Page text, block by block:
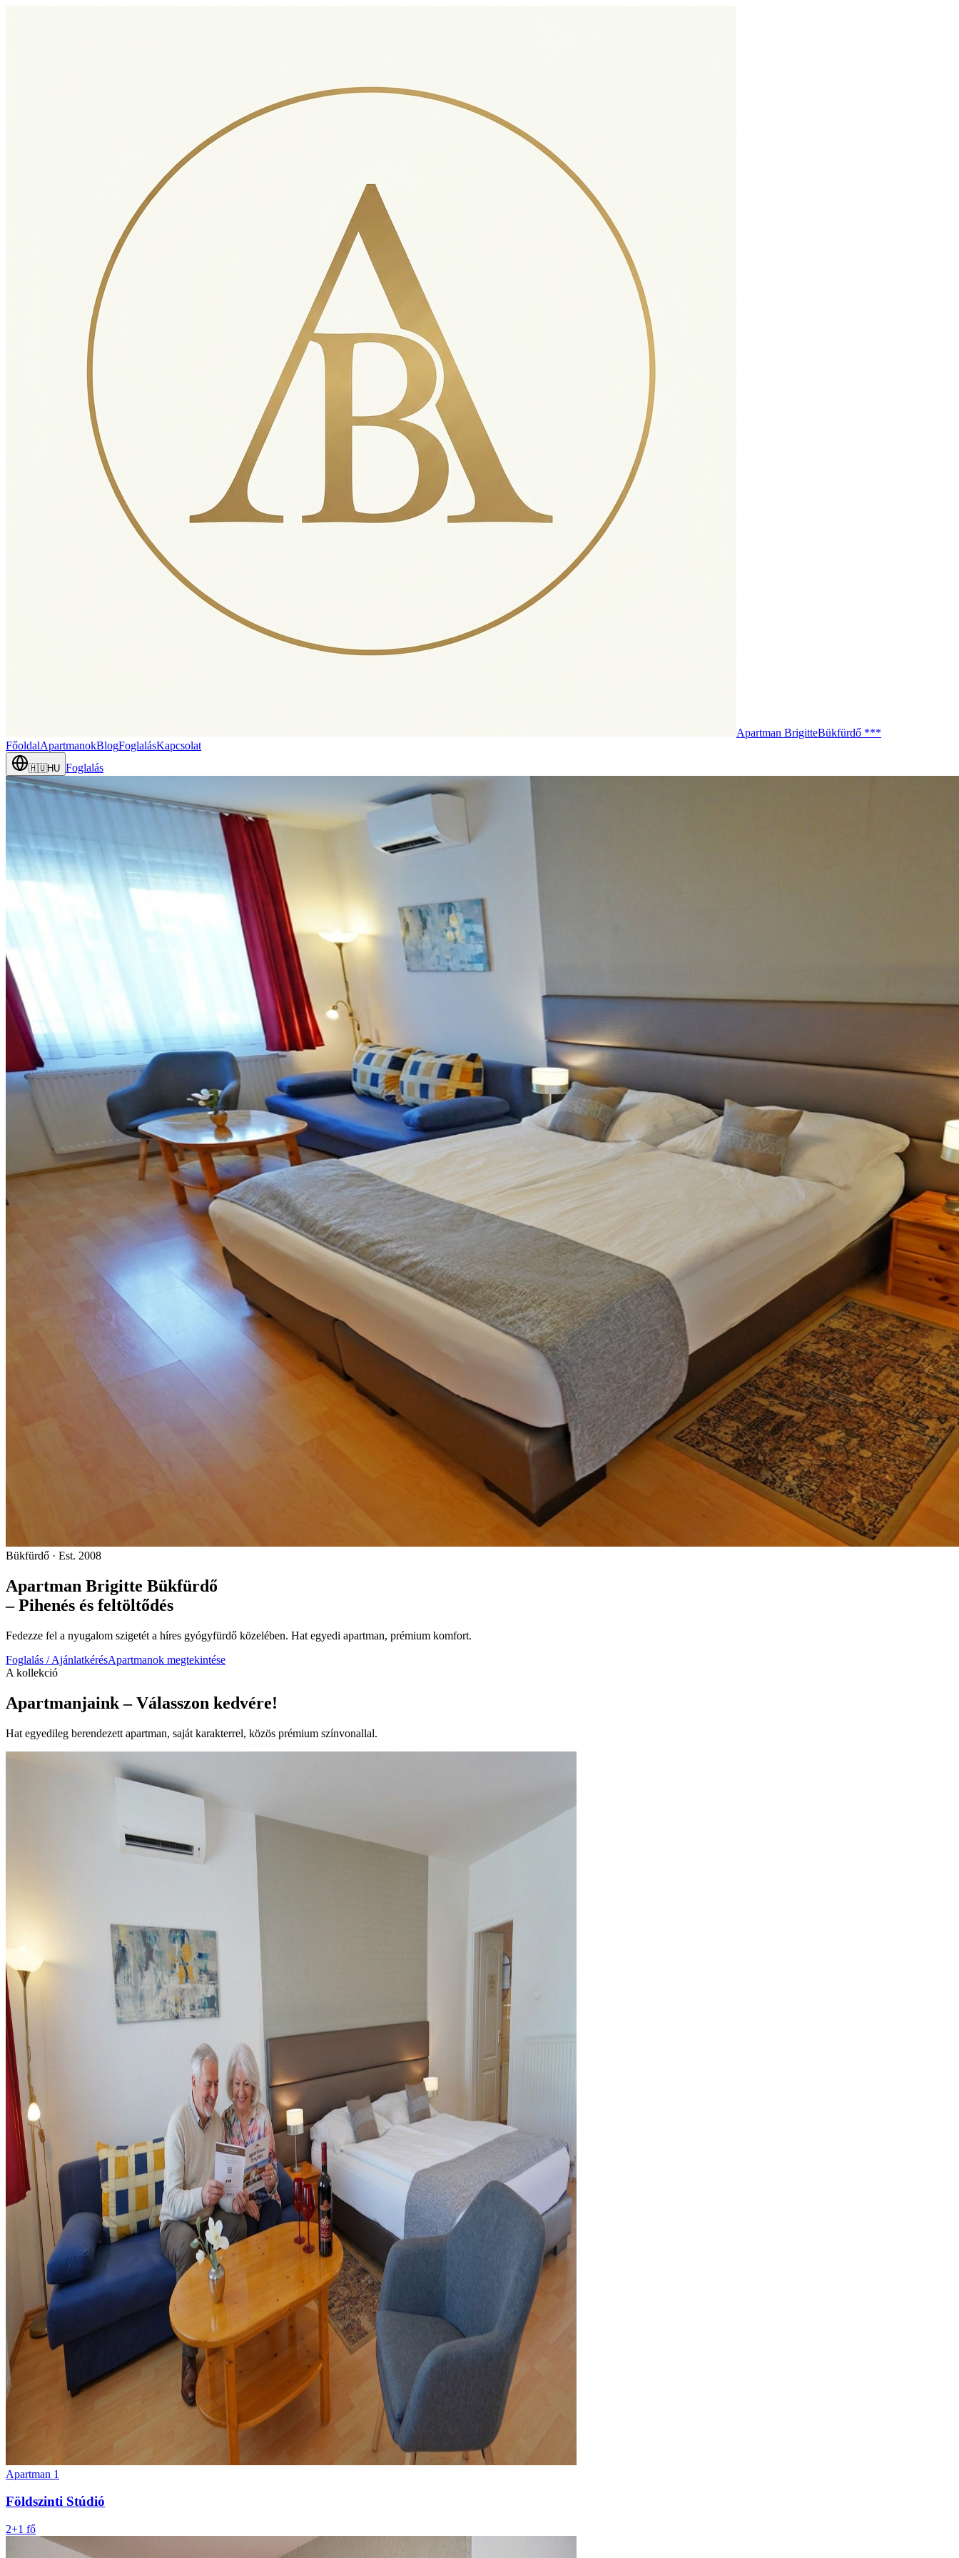
Apartman BrigitteBükfürdő ***
FőoldalApartmanokBlogFoglalásKapcsolat
🇭🇺HU Foglalás
Bükfürdő · Est. 2008
Apartman Brigitte Bükfürdő
– Pihenés és feltöltődés
Fedezze fel a nyugalom szigetét a híres gyógyfürdő közelében. Hat egyedi apartman, prémium komfort.
Foglalás / AjánlatkérésApartmanok megtekintése
A kollekció
Apartmanjaink – Válasszon kedvére!
Hat egyedileg berendezett apartman, saját karakterrel, közös prémium színvonallal.
Apartman 1
Földszinti Stúdió
2+1 fő